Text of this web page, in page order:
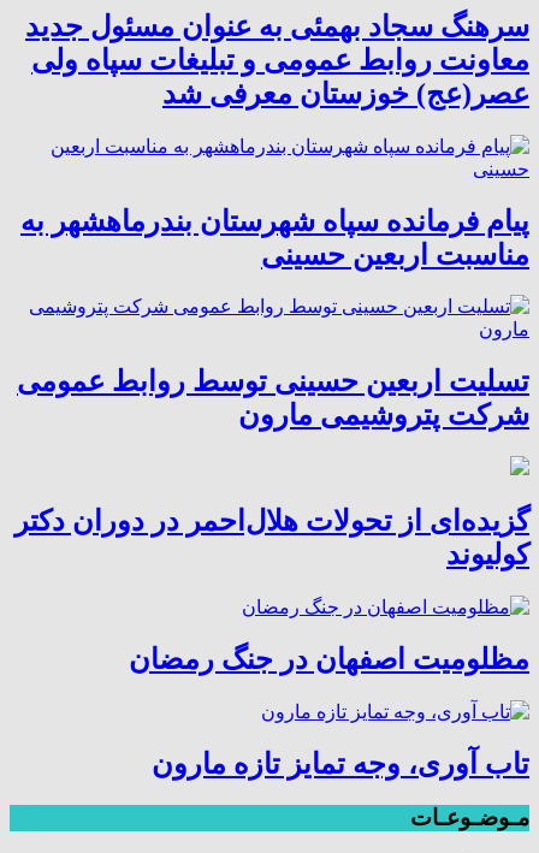
سرهنگ سجاد بهمئی به عنوان مسئول جدید
معاونت روابط عمومی و تبلیغات سپاه ولی
عصر(عج) خوزستان معرفی شد
پیام فرمانده سپاه شهرستان بندرماهشهر به
مناسبت اربعین حسینی
تسلیت اربعین حسینی توسط روابط عمومی
شرکت پتروشیمی مارون
گزیده‌ای از تحولات هلال‌احمر در دوران دکتر
کولیوند
مظلومیت اصفهان در جنگ رمضان
تاب آوری، وجه تمایز تازه مارون
مـوضـوعـات